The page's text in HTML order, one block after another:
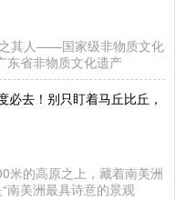
其人——国家级非物质文化
东省非物质文化遗产
去！别只盯着马丘比丘，
米的高原之上，藏着南美洲
南美洲最具诗意的景观